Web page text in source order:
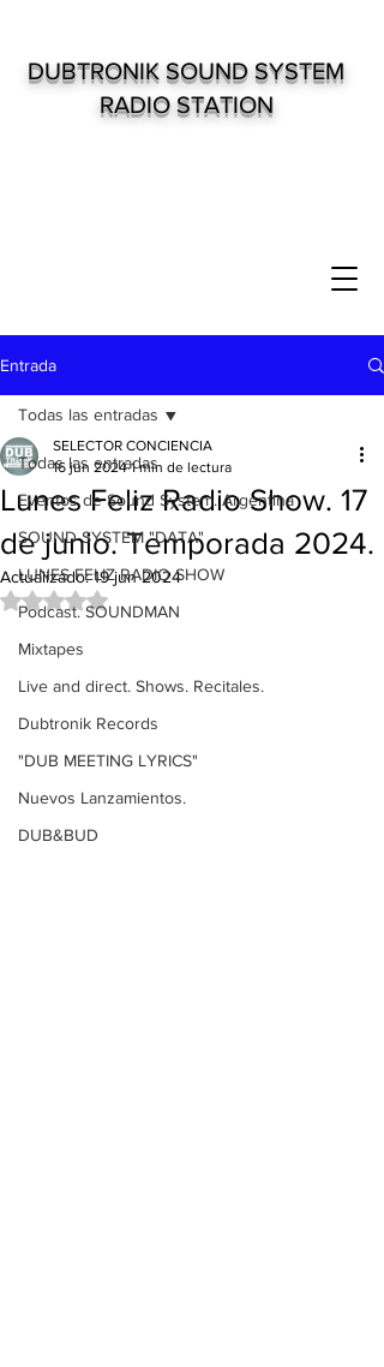
DUBTRONIK SOUND SYSTEM
RADIO STATION
Entrada
Todas las entradas
Eventos de Sound System. Argentina
SOUND SYSTEM "DATA"
LUNES FELIZ RADIO SHOW
Podcast. SOUNDMAN
Mixtapes
Live and direct. Shows. Recitales.
Dubtronik Records
"DUB MEETING LYRICS"
Nuevos Lanzamientos.
DUB&BUD
Todas las entradas
Lunes Feliz Radio Show. 17
de junio. Temporada 2024.
SELECTOR CONCIENCIA
16 jun 2024 1 min de lectura
Actualizado:19 jun 2024
Obtuvo NaN de 5 estrellas.